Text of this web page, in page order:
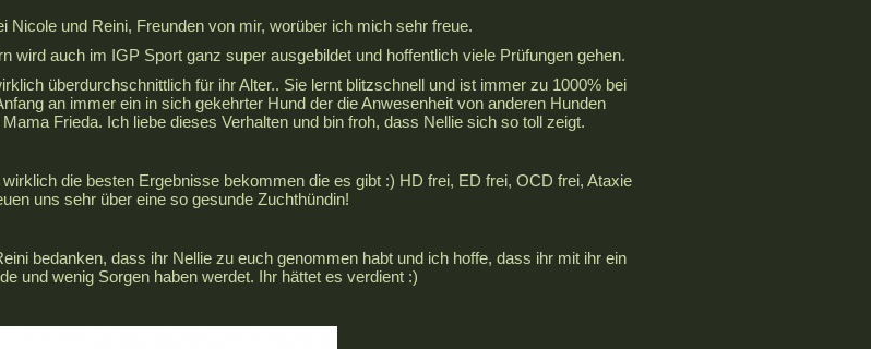
Nicole und Reini, Freunden von mir, worüber ich mich sehr freue.
wird auch im IGP Sport ganz super ausgebildet und hoffentlich viele Prüfungen gehen.
überdurchschnittlich für ihr Alter.. Sie lernt blitzschnell und ist immer zu 1000% bei
an immer ein in sich gekehrter Hund der die Anwesenheit von anderen Hunden
Frieda. Ich liebe dieses Verhalten und bin froh, dass Nellie sich so toll zeigt.
die besten Ergebnisse bekommen die es gibt :) HD frei, ED frei, OCD frei, Ataxie
uns sehr über eine so gesunde Zuchthündin!
bedanken, dass ihr Nellie zu euch genommen habt und ich hoffe, dass ihr mit ihr ein
und wenig Sorgen haben werdet. Ihr hättet es verdient :)